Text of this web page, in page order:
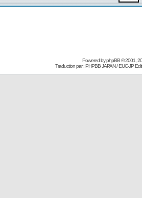
Powered byphpBB© 2001,
Traduction par : PHPBB JAPAN / EUC-JP